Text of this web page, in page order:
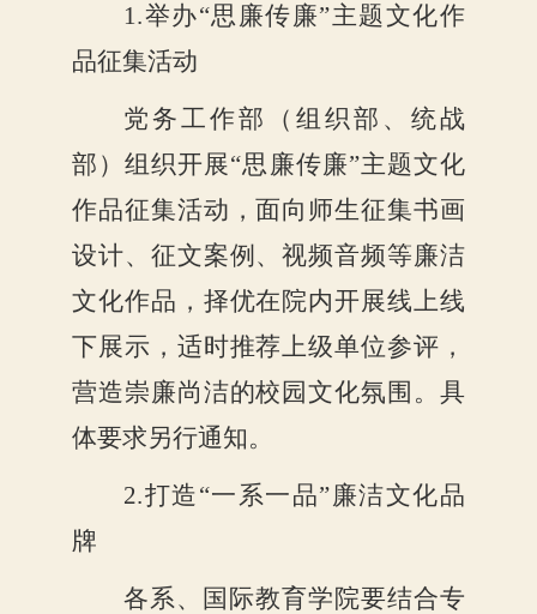
1.举办“思廉传廉”主题文化作
品征集活动
党务工作部（组织部、统战
部）组织开展“思廉传廉”主题文化
作品征集活动，面向师生征集书画
设计、征文案例、视频音频等廉洁
文化作品，择优在院内开展线上线
下展示，适时推荐上级单位参评，
营造崇廉尚洁的校园文化氛围。具
体要求另行通知。
2.打造“一系一品”廉洁文化品
牌
各系、国际教育学院要结合专